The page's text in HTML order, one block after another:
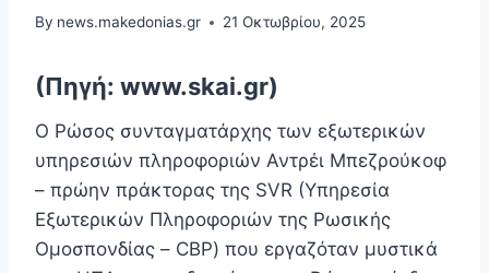
By news.makedonias.gr 21 Οκτωβρίου, 2025
(Πηγή: www.skai.gr)
Ο Ρώσος συνταγματάρχης των εξωτερικών
υπηρεσιών πληροφοριών Αντρέι Μπεζρούκοφ
– πρώην πράκτορας της SVR (Υπηρεσία
Εξωτερικών Πληροφοριών της Ρωσικής
Ομοσπονδίας – СВР) που εργαζόταν μυστικά